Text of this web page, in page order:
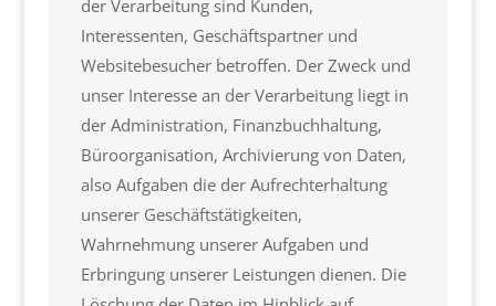
der Verarbeitung sind Kunden,
Interessenten, Geschäftspartner und
Websitebesucher betroffen. Der Zweck und
unser Interesse an der Verarbeitung liegt in
der Administration, Finanzbuchhaltung,
Büroorganisation, Archivierung von Daten,
also Aufgaben die der Aufrechterhaltung
unserer Geschäftstätigkeiten,
Wahrnehmung unserer Aufgaben und
Erbringung unserer Leistungen dienen. Die